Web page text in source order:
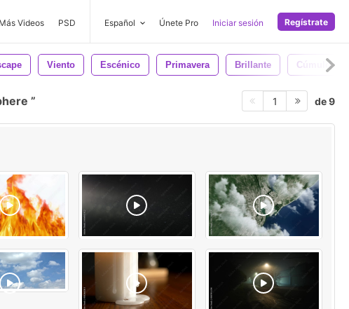
Más Videos PSD Español Únete Pro Iniciar sesión Regístrate
Viento Escénico Primavera Brillante Cúmulo
1 de 9